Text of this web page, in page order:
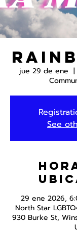
jue 29 de ene
  |
See
29 ene 2026,
North Star
930 Burke St,